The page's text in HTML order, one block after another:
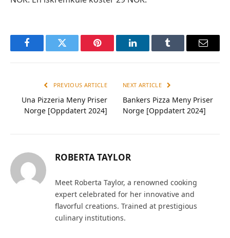
FacebookTwitter Pinterest LinkedInTumblr Email
PREVIOUS ARTICLE
Una Pizzeria Meny Priser
Norge [Oppdatert 2024]
NEXT ARTICLE
Bankers Pizza Meny Priser
Norge [Oppdatert 2024]
ROBERTA TAYLOR
Meet Roberta Taylor, a renowned cooking
expert celebrated for her innovative and
flavorful creations. Trained at prestigious
culinary institutions.